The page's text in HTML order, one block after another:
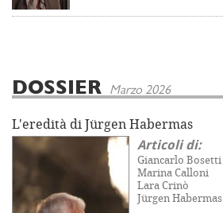
DOSSIER Marzo 2026
L'eredità di Jürgen Habermas
Articoli di:
Giancarlo Bosetti
Marina Calloni
Lara Crinò
Jürgen Habermas